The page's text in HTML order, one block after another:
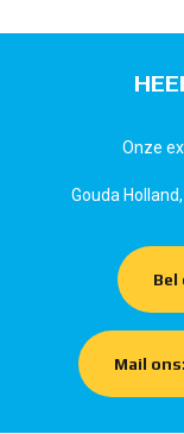
Onze
Gouda
Bel
Mail